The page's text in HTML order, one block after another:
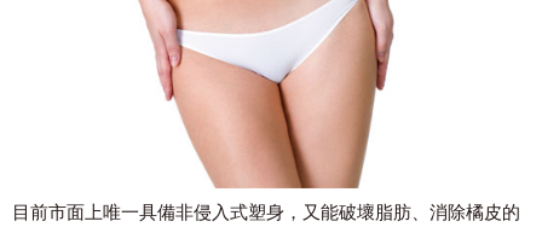
目前市面上唯一具備非侵入式塑身，又能破壞脂肪、消除橘皮的